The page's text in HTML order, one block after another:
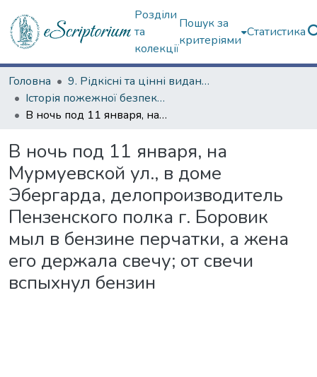
Розділи
та
колекції
Пошук за
критеріями
Статистика
Головна
9. Рідкісні та цінні видання
Історія пожежної безпеки (сторінками періодичних видань)
В ночь под 11 января, на Мурмуевской ул., в доме Эбергарда, делопроизводитель Пензенского полка г. Боровик мыл в бензине перчатки, а жена его держала свечу; от свечи вспыхнул бензин
В ночь под 11 января, на
Мурмуевской ул., в доме
Эбергарда, делопроизводитель
Пензенского полка г. Боровик
мыл в бензине перчатки, а жена
его держала свечу; от свечи
вспыхнул бензин